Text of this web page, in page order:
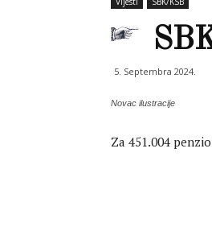
5. Septembra 2024.
Novac ilustracije
Za 451.004